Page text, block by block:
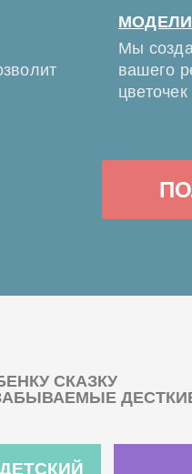
Мы
вашего
цветочек
СКАЗКУ